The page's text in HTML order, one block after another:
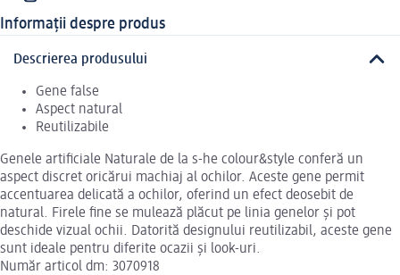
Informații despre produs
Descrierea produsului
Gene false
Aspect natural
Reutilizabile
Genele artificiale Naturale de la s-he colour&style conferă un
aspect discret oricărui machiaj al ochilor. Aceste gene permit
accentuarea delicată a ochilor, oferind un efect deosebit de
natural. Firele fine se mulează plăcut pe linia genelor și pot
deschide vizual ochii. Datorită designului reutilizabil, aceste gene
sunt ideale pentru diferite ocazii și look-uri.
Număr articol dm: 3070918